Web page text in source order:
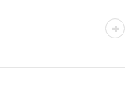
mancare, il
dell'inquietudine